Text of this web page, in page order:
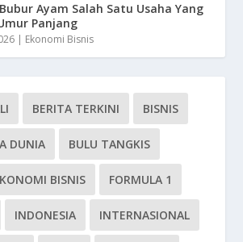
Ayam Salah Satu Usaha Yang
Panjang
Ekonomi Bisnis
BERITA TERKINI BISNIS
DUNIA BULU TANGKIS
BISNIS FORMULA 1
INDONESIA INTERNASIONAL